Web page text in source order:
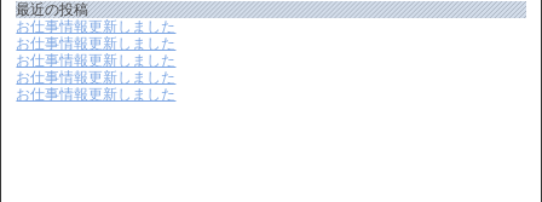
最近の投稿
お仕事情報更新しました
お仕事情報更新しました
お仕事情報更新しました
お仕事情報更新しました
お仕事情報更新しました